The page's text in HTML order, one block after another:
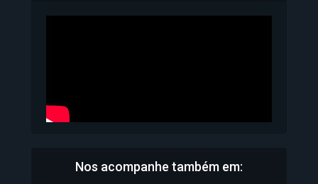
Nos acompanhe também em: